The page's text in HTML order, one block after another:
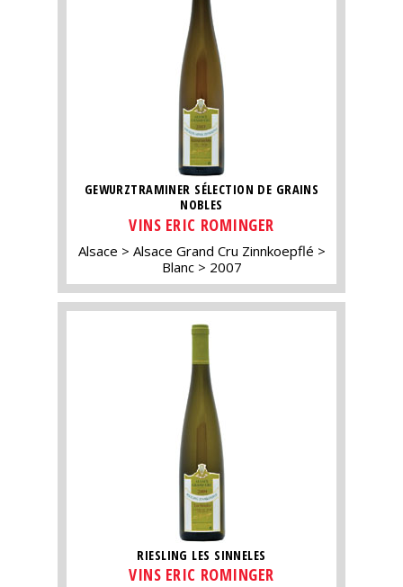
GEWURZTRAMINER SÉLECTION DE GRAINS
NOBLES
VINS ERIC ROMINGER
Alsace
Alsace Grand Cru Zinnkoepflé
Blanc
2007
RIESLING LES SINNELES
VINS ERIC ROMINGER